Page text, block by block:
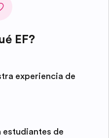
EF?
experiencia de
de